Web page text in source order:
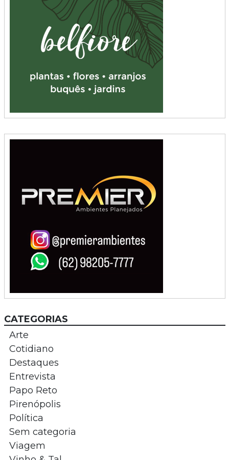
CATEGORIAS
Arte
Cotidiano
Destaques
Entrevista
Papo Reto
Pirenópolis
Política
Sem categoria
Viagem